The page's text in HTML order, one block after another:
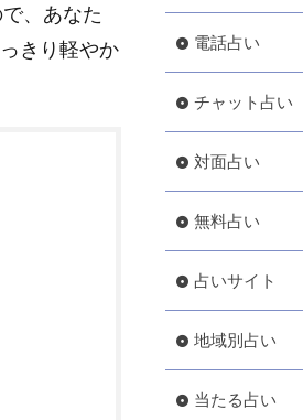
、あなた
きり軽やか
電話占い
チャット占い
対面占い
無料占い
占いサイト
地域別占い
当たる占い